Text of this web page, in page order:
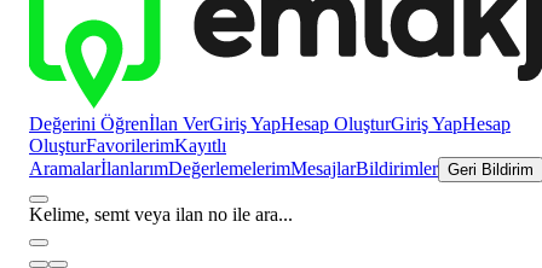
Değerini Öğrenİlan VerGiriş YapHesap OluşturGiriş YapHesap
OluşturFavorilerimKayıtlı
AramalarİlanlarımDeğerlemelerimMesajlarBildirimler Geri Bildirim
Kelime, semt veya ilan no ile ara...